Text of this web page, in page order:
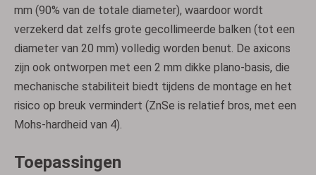
mm (90% van de totale diameter), waardoor wordt
verzekerd dat zelfs grote gecollimeerde balken (tot een
diameter van 20 mm) volledig worden benut. De axicons
zijn ook ontworpen met een 2 mm dikke plano-basis, die
mechanische stabiliteit biedt tijdens de montage en het
risico op breuk vermindert (ZnSe is relatief bros, met een
Mohs-hardheid van 4).
Toepassingen